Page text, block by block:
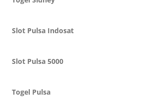
Slot Pulsa Indosat
Slot Pulsa 5000
Togel Pulsa